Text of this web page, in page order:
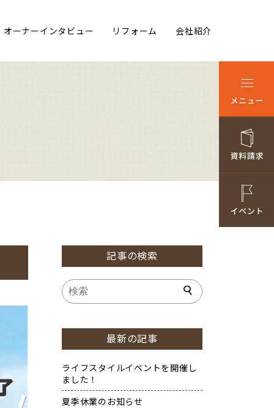
オーナーインタビュー リフォーム 会社紹介
記事の検索
最新の記事
ライフスタイルイベントを開催し
ました！
夏季休業のお知らせ